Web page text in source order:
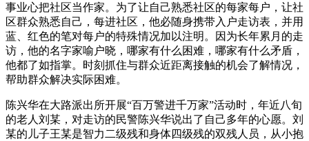
事业心把社区当作家。为了让自己熟悉社区的每家每户，让社
区群众熟悉自己，每进社区，他必随身携带入户走访表，并用
蓝、红色的笔对每户的特殊情况加以注明。因为长年累月的走
访，他的名字家喻户晓，哪家有什么困难，哪家有什么矛盾，
他都了如指掌。时刻抓住与群众近距离接触的机会了解情况，
帮助群众解决实际困难。
陈兴华在大路派出所开展“百万警进千万家”活动时，年近八旬
的老人刘某，对走访的民警陈兴华说出了自己多年的心愿。刘
某的儿子王某是智力二级残和身体四级残的双残人员，从小抱